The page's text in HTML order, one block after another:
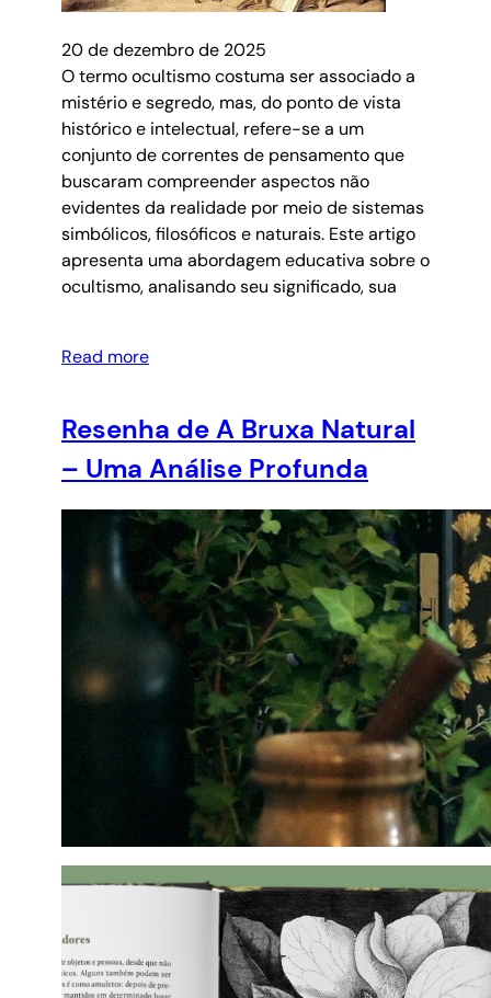
20 de dezembro de 2025
O termo ocultismo costuma ser associado a
mistério e segredo, mas, do ponto de vista
histórico e intelectual, refere-se a um
conjunto de correntes de pensamento que
buscaram compreender aspectos não
evidentes da realidade por meio de sistemas
simbólicos, filosóficos e naturais. Este artigo
apresenta uma abordagem educativa sobre o
ocultismo, analisando seu significado, sua
Read more
Resenha de A Bruxa Natural
– Uma Análise Profunda